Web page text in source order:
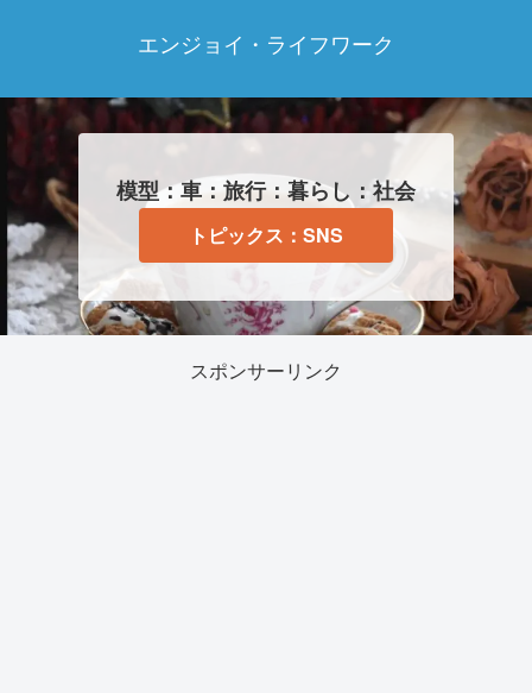
エンジョイ・ライフワーク
模型：車：旅行：暮らし：社会
トピックス：SNS
スポンサーリンク